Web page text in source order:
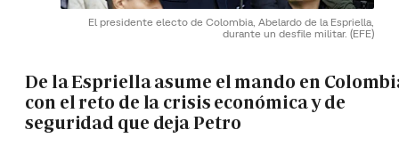
El presidente electo de Colombia, Abelardo de la Espriella,
durante un desfile militar. (EFE)
De la Espriella asume el mando en
con el reto de la crisis económica y de
seguridad que deja Petro